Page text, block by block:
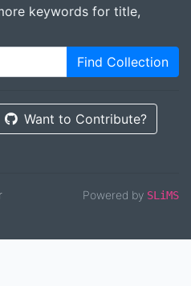
keywords for title,
Find Collection
Want to Contribute?
Powered by SLiMS